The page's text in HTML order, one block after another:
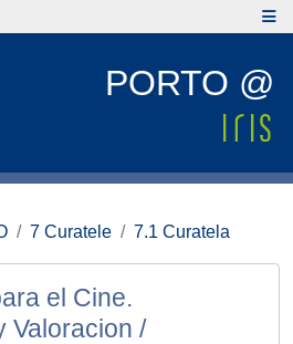
PORTO @
7 Curatele 7.1 Curatela
el Cine.
Valoracion /